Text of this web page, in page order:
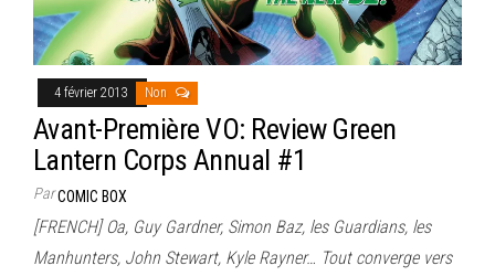
4 février 2013 Non
Avant-Première VO: Review Green
Lantern Corps Annual #1
ParCOMIC BOX
[FRENCH] Oa, Guy Gardner, Simon Baz, les Guardians, les
Manhunters, John Stewart, Kyle Rayner… Tout converge vers